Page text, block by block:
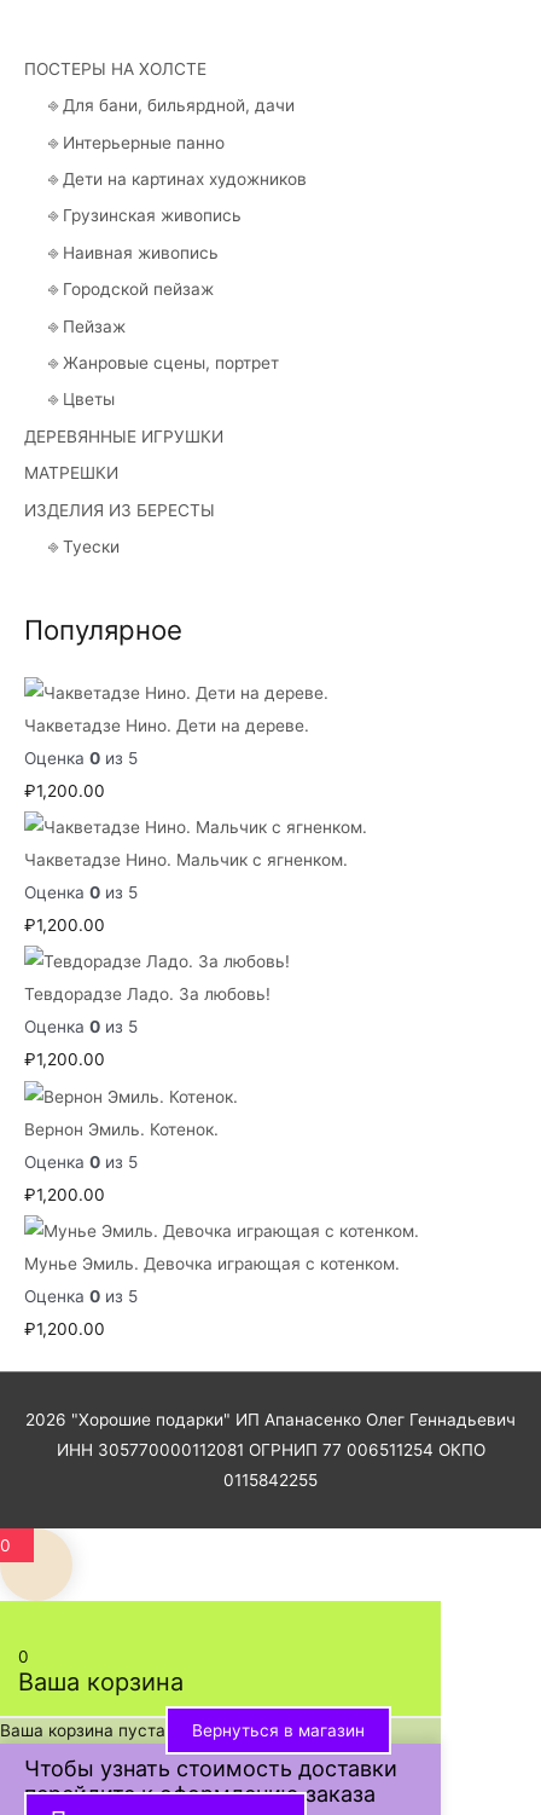
ПОСТЕРЫ НА ХОЛСТЕ
⎆ Для бани, бильярдной, дачи
⎆ Интерьерные панно
⎆ Дети на картинах художников
⎆ Грузинская живопись
⎆ Наивная живопись
⎆ Городской пейзаж
⎆ Пейзаж
⎆ Жанровые сцены, портрет
⎆ Цветы
ДЕРЕВЯННЫЕ ИГРУШКИ
МАТРЕШКИ
ИЗДЕЛИЯ ИЗ БЕРЕСТЫ
⎆ Туески
Популярное
Чакветадзе Нино. Дети на дереве.
Оценка 0 из 5
₽1,200.00
Чакветадзе Нино. Мальчик с ягненком.
Оценка 0 из 5
₽1,200.00
Тевдорадзе Ладо. За любовь!
Оценка 0 из 5
₽1,200.00
Вернон Эмиль. Котенок.
Оценка 0 из 5
₽1,200.00
Мунье Эмиль. Девочка играющая с котенком.
Оценка 0 из 5
₽1,200.00
2026 "Хорошие подарки" ИП Апанасенко Олег Геннадьевич
ИНН 305770000112081 ОГРНИП 77 006511254 ОКПО
0115842255
0
0
Ваша корзина
Ваша корзина пуста Вернуться в магазин
Чтобы узнать стоимость доставки
перейдите к оформлению заказа